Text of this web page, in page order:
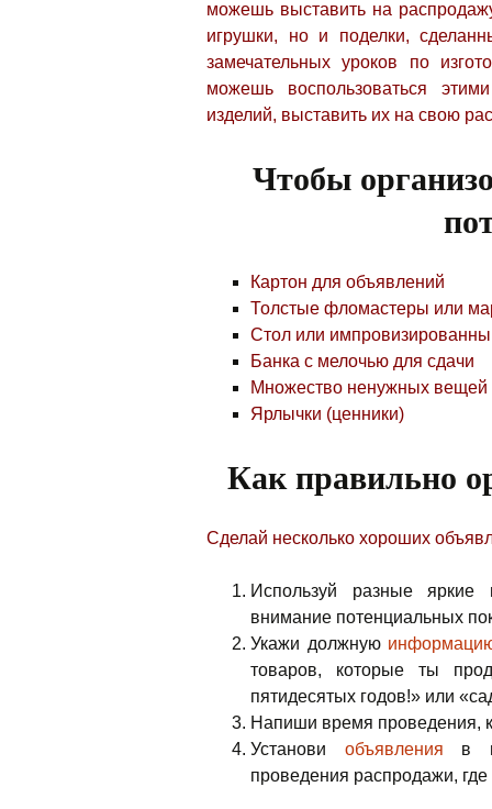
можешь выставить на
игрушки, но и поделки,
замечательных уроков по
можешь воспользоваться
изделий, выставить их на свою
Чтобы
Картон для объявлений
Толстые фломастеры или
Стол или
Банка с мелочью для сдачи
Множество ненужных вещей
Ярлычки (ценники)
Как правильно
Сделай несколько хороших
Используй разные яркие
внимание потенциальных
Укажи должную
товаров, которые ты
пятидесятых годов!» или
Напиши время проведения,
Установи объявления в
проведения распродажи,